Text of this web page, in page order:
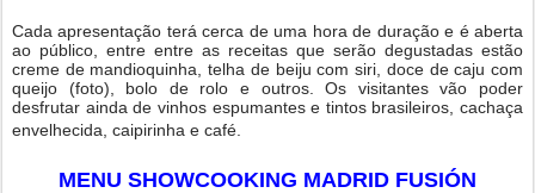
Cada apresentação terá cerca de uma hora de duração e é aberta
ao público, entre entre as receitas que serão degustadas estão
creme de mandioquinha, telha de beiju com siri, doce de caju com
queijo (foto), bolo de rolo e outros. Os visitantes vão poder
desfrutar ainda de vinhos espumantes e tintos brasileiros, cachaça
envelhecida, caipirinha e café.
MENU SHOWCOOKING MADRID FUSIÓN